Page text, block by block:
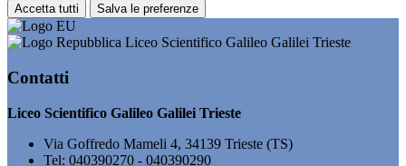
Accetta tutti Salva le preferenze
Liceo Scientifico Galileo Galilei Trieste
Contatti
Liceo Scientifico Galileo Galilei Trieste
Via Goffredo Mameli 4, 34139 Trieste (TS)
Tel: 040390270 - 040390290